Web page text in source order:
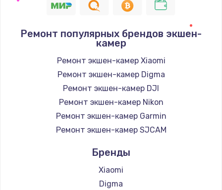
1400 руб.
Замена / ремонт электронного модуля
Заказать
Замена конфорки
Замена платы сенсора
900 руб.
Ремонт популярных брендов экшен-
камер
Ремонт экшен-камер Xiaomi
Ремонт экшен-камер Digma
Ремонт экшен-камер DJI
Ремонт экшен-камер Nikon
Ремонт экшен-камер Garmin
Ремонт экшен-камер SJCAM
Бренды
Xiaomi
Digma